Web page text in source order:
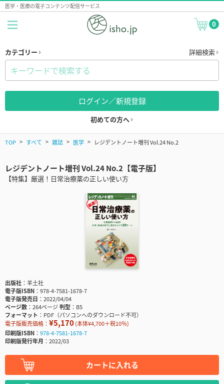
医学・医療の電子コンテンツ配信サービス
0
カテゴリー 詳細検索
ログイン／新規登録
初めての方へ
TOP すべて 雑誌 医学 レジデントノート増刊 Vol.24 No.2
レジデントノート増刊 Vol.24 No.2【電子版】
【特集】厳選！日常治療薬の正しい使い方
出版社
羊土社
電子版ISBN
978-4-7581-1678-7
電子版発売日
2022/04/04
ページ数
264ページ判型
B5
フォーマット
PDF（パソコンへのダウンロード不可）
電子版販売価格： ¥5,170(本体¥4,700＋税10％)
印刷版ISBN
978-4-7581-1678-7
印刷版発行年月
2022/03
カートに入れる